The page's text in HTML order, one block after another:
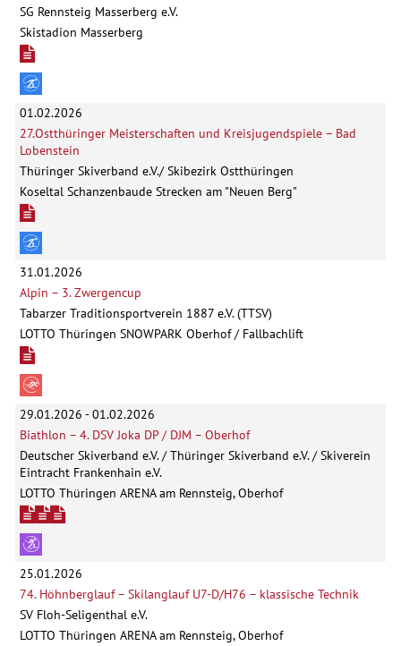
SG Rennsteig Masserberg e.V.
Skistadion Masserberg
01.02.2026
27.Ostthüringer Meisterschaften und Kreisjugendspiele – Bad
Lobenstein
Thüringer Skiverband e.V./ Skibezirk Ostthüringen
Koseltal Schanzenbaude Strecken am "Neuen Berg"
31.01.2026
Alpin – 3. Zwergencup
Tabarzer Traditionsportverein 1887 e.V. (TTSV)
LOTTO Thüringen SNOWPARK Oberhof / Fallbachlift
29.01.2026 - 01.02.2026
Biathlon – 4. DSV Joka DP / DJM – Oberhof
Deutscher Skiverband e.V. / Thüringer Skiverband e.V. / Skiverein
Eintracht Frankenhain e.V.
LOTTO Thüringen ARENA am Rennsteig, Oberhof
25.01.2026
74. Höhnberglauf – Skilanglauf U7-D/H76 – klassische Technik
SV Floh-Seligenthal e.V.
LOTTO Thüringen ARENA am Rennsteig, Oberhof